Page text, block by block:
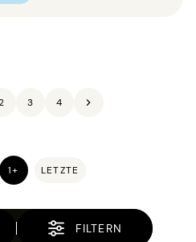
3 4
1+ LETZTE
FILTERN